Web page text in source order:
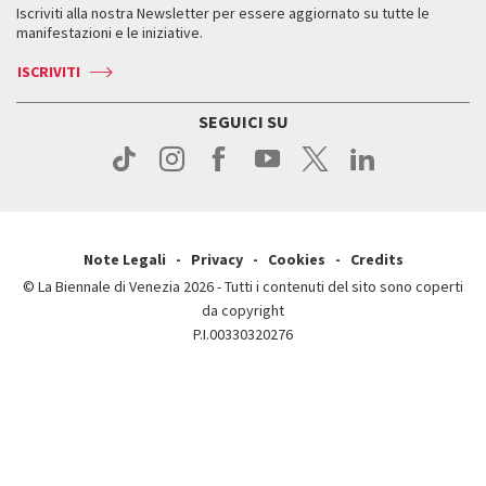
Come raggiungerci
Contatti
Press
Biglietti
Servizi al pubblico
Come raggiungerci
Contatti
Orari e sedi
Iscriviti alla nostra Newsletter per essere aggiornato su tutte le
manifestazioni e le iniziative.
ISCRIVITI
SEGUICI SU
Note Legali Privacy Cookies
Credits
© La Biennale di Venezia 2026 - Tutti i contenuti del sito sono coperti
da copyright
P.I.00330320276